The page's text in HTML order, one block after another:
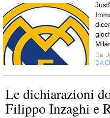
Da
DA
Le dichiarazioni
Filippo Inzaghi e